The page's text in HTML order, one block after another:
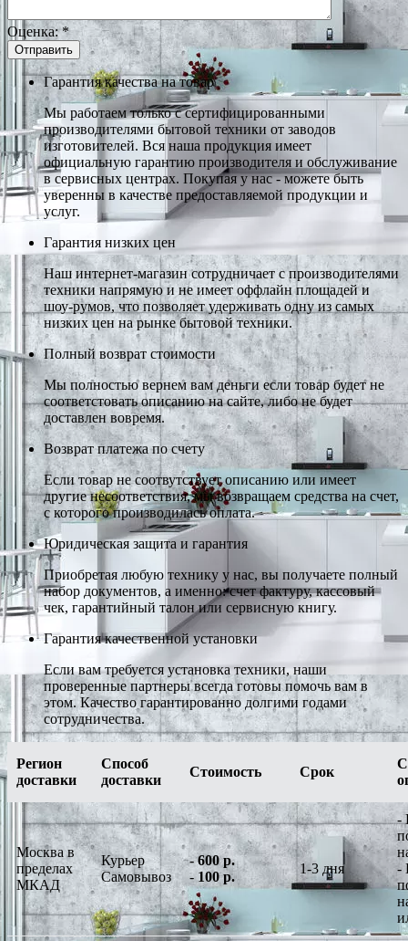
Оценка:*
Гарантия качества на товар
Мы работаем только с сертифицированными
производителями бытовой техники от заводов
изготовителей. Вся наша продукция имеет
официальную гарантию производителя и обслуживание
в сервисных центрах. Покупая у нас - можете быть
уверенны в качестве предоставляемой продукции и
услуг.
Гарантия низких цен
Наш интернет-магазин сотрудничает с производителями
техники напрямую и не имеет оффлайн площадей и
шоу-румов, что позволяет удерживать одну из самых
низких цен на рынке бытовой техники.
Полный возврат стоимости
Мы полностью вернем вам деньги если товар будет не
соответстовать описанию на сайте, либо не будет
доставлен вовремя.
Возврат платежа по счету
Если товар не соотвутствует описанию или имеет
другие несоответствия, мы возвращаем средства на счет,
с которого производилась оплата.
Юридическая защита и гарантия
Приобретая любую технику у нас, вы получаете полный
набор документов, а именно: счет фактуру, кассовый
чек, гарантийный талон или сервисную книгу.
Гарантия качественной установки
Если вам требуется установка техники, наши
проверенные партнеры всегда готовы помочь вам в
этом. Качество гарантированно долгими годами
сотрудничества.
Регион
доставки
Способ
доставки
Стоимость Срок
Москва в
пределах
МКАД
Курьер
Самовывоз
-600 р.
- 100 р.
1-3 дня
-
-